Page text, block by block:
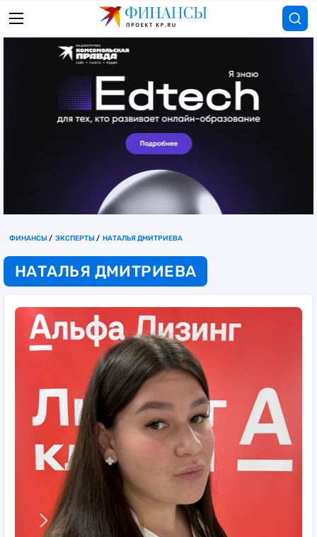
ФИНАНСЫ ЭКСПЕРТЫ НАТАЛЬЯ ДМИТРИЕВА
НАТАЛЬЯ ДМИТРИЕВА